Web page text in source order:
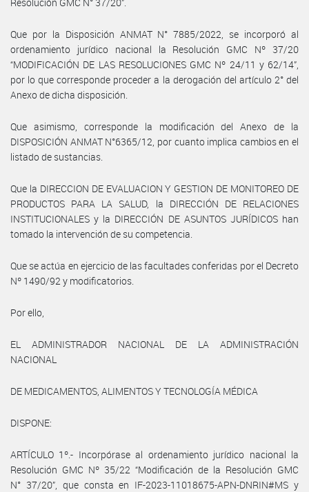
Que por la Disposición ANMAT N° 7885/2022, se incorporó al
ordenamiento jurídico nacional la Resolución GMC Nº 37/20
“MODIFICACIÓN DE LAS RESOLUCIONES GMC Nº 24/11 y 62/14”,
por lo que corresponde proceder a la derogación del artículo 2° del
Anexo de dicha disposición.
Que asimismo, corresponde la modificación del Anexo de la
DISPOSICIÓN ANMAT N°6365/12, por cuanto implica cambios en el
listado de sustancias.
Que la DIRECCION DE EVALUACION Y GESTION DE MONITOREO DE
PRODUCTOS PARA LA SALUD, la DIRECCIÓN DE RELACIONES
INSTITUCIONALES y la DIRECCIÓN DE ASUNTOS JURÍDICOS han
tomado la intervención de su competencia.
Que se actúa en ejercicio de las facultades conferidas por el Decreto
Nº 1490/92 y modificatorios.
Por ello,
EL ADMINISTRADOR NACIONAL DE LA ADMINISTRACIÓN
NACIONAL
DE MEDICAMENTOS, ALIMENTOS Y TECNOLOGÍA MÉDICA
DISPONE:
ARTÍCULO 1º.- Incorpórase al ordenamiento jurídico nacional la
Resolución GMC Nº 35/22 “Modificación de la Resolución GMC
N° 37/20”, que consta en IF-2023-11018675-APN-DNRIN#MS y